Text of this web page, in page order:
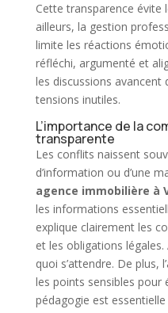
Cette transparence évite
ailleurs, la gestion
limite les réactions
réfléchi, argumenté et
les discussions avancent
tensions inutiles.
L’importance de la
transparente
Les conflits naissent
d’information ou d’une
agence immobilière à
les informations
explique clairement les
et les obligations
quoi s’attendre. De plus,
les points sensibles
pédagogie est